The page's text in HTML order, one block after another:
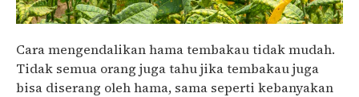
Cara mengendalikan hama tembakau tidak mudah.
Tidak semua orang juga tahu jika tembakau juga
bisa diserang oleh hama, sama seperti kebanyakan